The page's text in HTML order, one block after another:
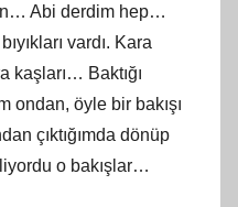
Abi derdim hep…
vardı. Kara
kaşları… Baktığı
ondan, öyle bir bakışı
çıktığımda dönüp
o bakışlar…